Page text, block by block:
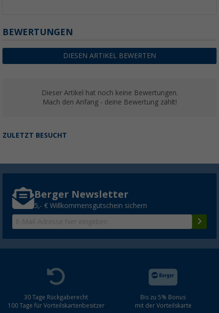
BEWERTUNGEN
DIESEN ARTIKEL BEWERTEN
Dieser Artikel hat noch keine Bewertungen.
Mach den Anfang - deine Bewertung zählt!
ZULETZT BESUCHT
Berger Newsletter
5,- € Willkommensgutschein sichern
30 Tage Rückgaberecht
100 Tage für Vorteilskartenbesitzer
Bis zu 5% Bonus
mit der Vorteilskarte